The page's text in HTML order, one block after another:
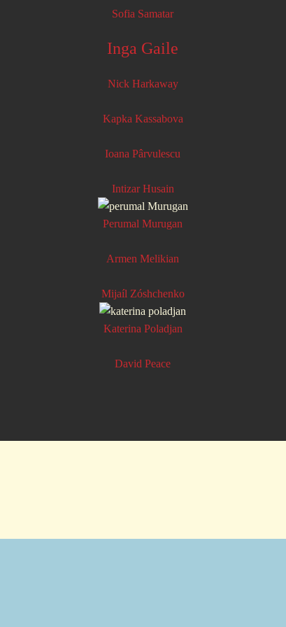
Sofia Samatar
Inga Gaile
Nick Harkaway
Kapka Kassabova
Ioana Pârvulescu
Intizar Husain
Perumal Murugan
Armen Melikian
Mijaí­l Zóshchenko
Katerina Poladjan
David Peace